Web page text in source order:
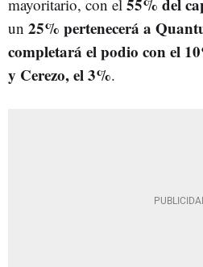
mayoritario, con el
un 25% pertenecerá a
completará el podio con el
y Cerezo, el 3%.